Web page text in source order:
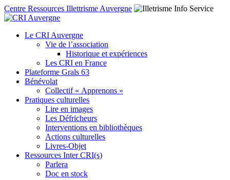
Centre Ressources Illettrisme Auvergne
Le CRI Auvergne
Vie de l’association
Historique et expériences
Les CRI en France
Plateforme Grals 63
Bénévolat
Collectif « Apprenons »
Pratiques culturelles
Lire en images
Les Défricheurs
Interventions en bibliothèques
Actions culturelles
Livres-Objet
Ressources Inter CRI(s)
Parlera
Doc en stock